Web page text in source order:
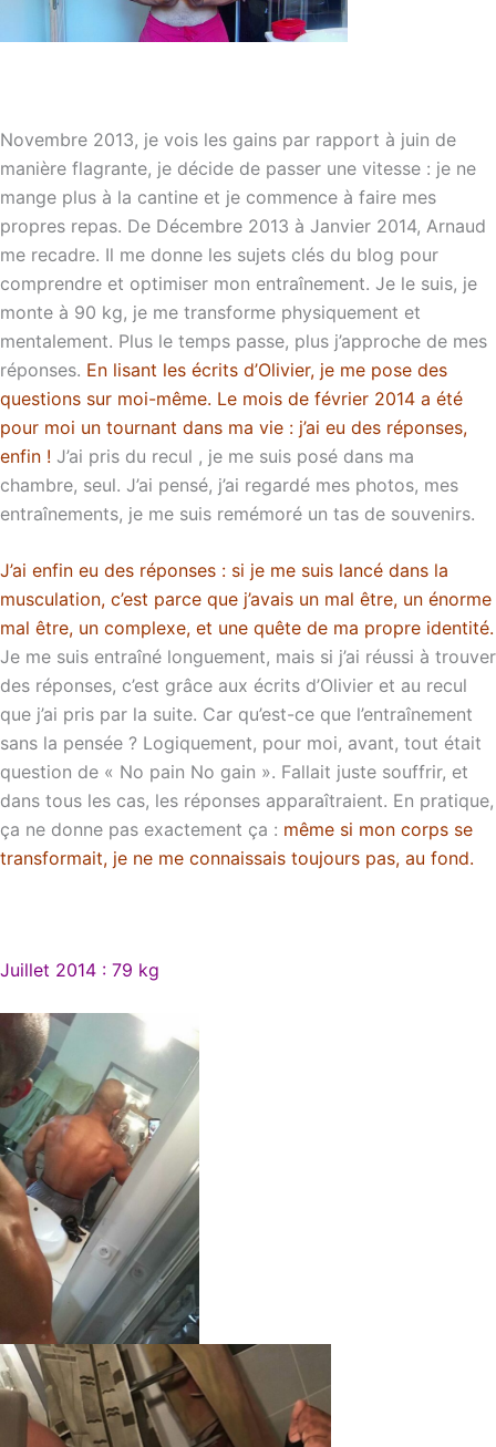
Novembre 2013, je vois les gains par rapport à juin de
manière flagrante, je décide de passer une vitesse : je ne
mange plus à la cantine et je commence à faire mes
propres repas. De Décembre 2013 à Janvier 2014, Arnaud
me recadre. Il me donne les sujets clés du blog pour
comprendre et optimiser mon entraînement. Je le suis, je
monte à 90 kg, je me transforme physiquement et
mentalement. Plus le temps passe, plus j’approche de mes
réponses. En lisant les écrits d’Olivier, je me pose des
questions sur moi-même. Le mois de février 2014 a été
pour moi un tournant dans ma vie : j’ai eu des réponses,
enfin ! J’ai pris du recul , je me suis posé dans ma
chambre, seul. J’ai pensé, j’ai regardé mes photos, mes
entraînements, je me suis remémoré un tas de souvenirs.
J’ai enfin eu des réponses : si je me suis lancé dans la
musculation, c’est parce que j’avais un mal être, un énorme
mal être, un complexe, et une quête de ma propre identité.
Je me suis entraîné longuement, mais si j’ai réussi à trouver
des réponses, c’est grâce aux écrits d’Olivier et au recul
que j’ai pris par la suite. Car qu’est-ce que l’entraînement
sans la pensée ? Logiquement, pour moi, avant, tout était
question de « No pain No gain ». Fallait juste souffrir, et
dans tous les cas, les réponses apparaîtraient. En pratique,
ça ne donne pas exactement ça : même si mon corps se
transformait, je ne me connaissais toujours pas, au fond.
Juillet 2014 : 79 kg